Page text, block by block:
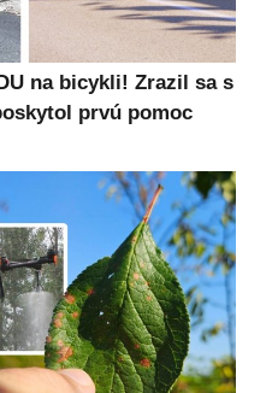
na bicykli! Zrazil sa s
prvú pomoc